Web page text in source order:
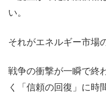
い。
それがエネルギー市場
戦争の衝撃が一瞬で終
く「信頼の回復」に時